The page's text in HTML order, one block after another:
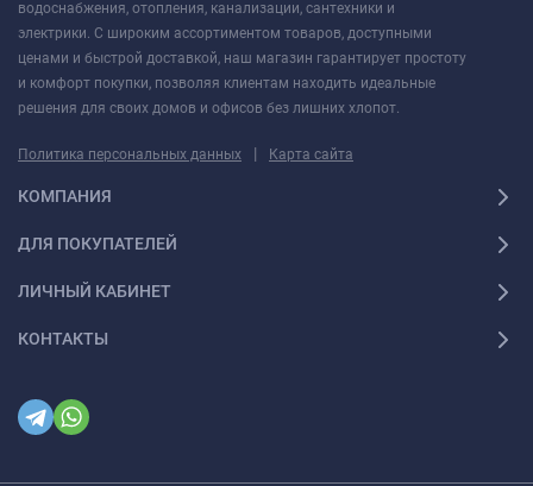
водоснабжения, отопления, канализации, сантехники и
электрики. С широким ассортиментом товаров, доступными
ценами и быстрой доставкой, наш магазин гарантирует простоту
и комфорт покупки, позволяя клиентам находить идеальные
решения для своих домов и офисов без лишних хлопот.
Политика персональных данных | Карта сайта
КОМПАНИЯ
ДЛЯ ПОКУПАТЕЛЕЙ
ЛИЧНЫЙ КАБИНЕТ
КОНТАКТЫ